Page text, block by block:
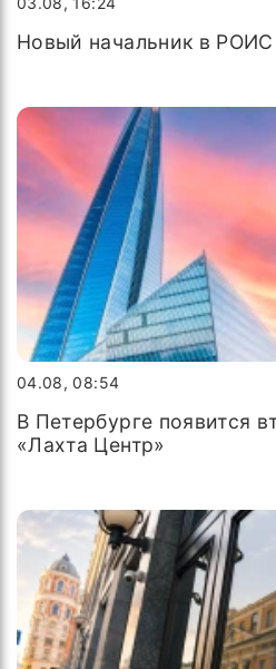
Новый начальник в РОИС
04.08, 08:54
В Петербурге появится
«Лахта Центр»